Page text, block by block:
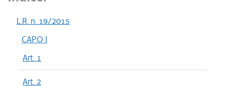
L.R. n. 19/2015
CAPO I
Art. 1
Art. 2